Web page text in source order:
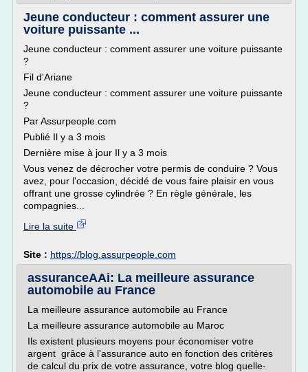
Jeune conducteur : comment assurer une
voiture puissante ...
Jeune conducteur : comment assurer une voiture puissante
?
Fil d'Ariane
Jeune conducteur : comment assurer une voiture puissante
?
Par Assurpeople.com
Publié Il y a 3 mois
Dernière mise à jour Il y a 3 mois
Vous venez de décrocher votre permis de conduire ? Vous
avez, pour l'occasion, décidé de vous faire plaisir en vous
offrant une grosse cylindrée ? En règle générale, les
compagnies...
Lire la suite
Site : https://blog.assurpeople.com
assuranceAAi: La meilleure assurance
automobile au France
La meilleure assurance automobile au France
La meilleure assurance automobile au Maroc
Ils existent plusieurs moyens pour économiser votre
argent grâce à l'assurance auto en fonction des critères
de calcul du prix de votre assurance, votre blog quelle-